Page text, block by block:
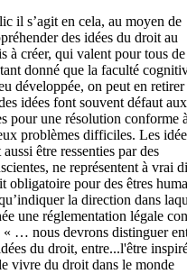
il s’agit en cela, au moyen de
des idées du droit au
à créer, qui valent pour tous
donné que la faculté
développée, on peut en retirer
idées font souvent défaut aux
pour une résolution conforme
problèmes difficiles. Les
être ressenties par des
ne représentent à vrai
obligatoire pour des êtres
la direction dans
une réglementation légale
… nous devrons distinguer
du droit, entre...l'être
vivre du droit dans le monde